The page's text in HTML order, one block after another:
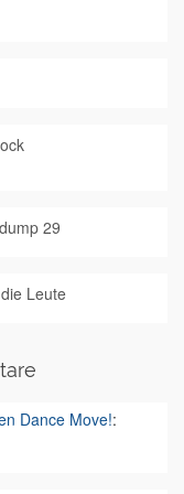
29
Leute
Dance Move!: